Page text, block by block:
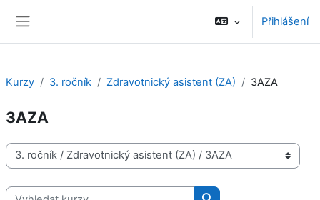
Přihlášení
Kurzy 3. ročník Zdravotnický asistent (ZA) 3AZA
3AZA
Kategorie kurzů
Vyhledat kurzy